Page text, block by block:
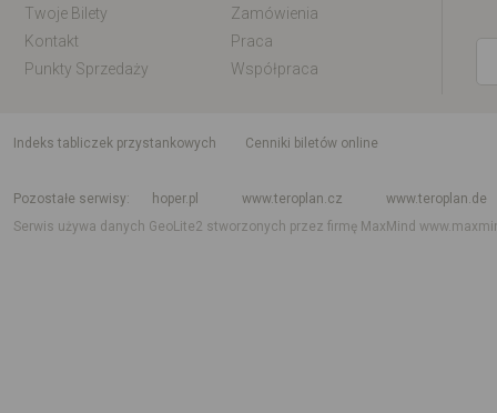
Twoje Bilety
Zamówienia
Kontakt
Praca
Punkty Sprzedaży
Współpraca
indeks tabliczek przystankowych
Cenniki biletów online
Pozostałe serwisy
hoper.pl www.teroplan.cz
www.teroplan.de
Serwis używa danych GeoLite2 stworzonych przez firmę MaxMind